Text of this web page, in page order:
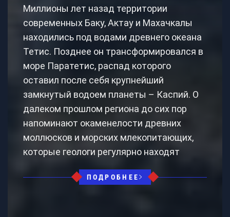
Миллионы лет назад территории
современных Баку, Актау и Махачкалы
находились под водами древнего океана
Тетис. Позднее он трансформировался в
море Паратетис, распад которого
оставил после себя крупнейший
замкнутый водоем планеты – Каспий. О
далеком прошлом региона до сих пор
напоминают окаменелости древних
моллюсков и морских млекопитающих,
которые геологи регулярно находят
ПОДРОБНЕЕ